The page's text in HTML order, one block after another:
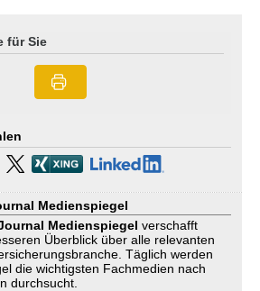
für Sie
Medienspiegel
Medienspiegel verschafft
Überblick über alle relevanten
Täglich werden
die wichtigsten Fachmedien nach
durchsucht.